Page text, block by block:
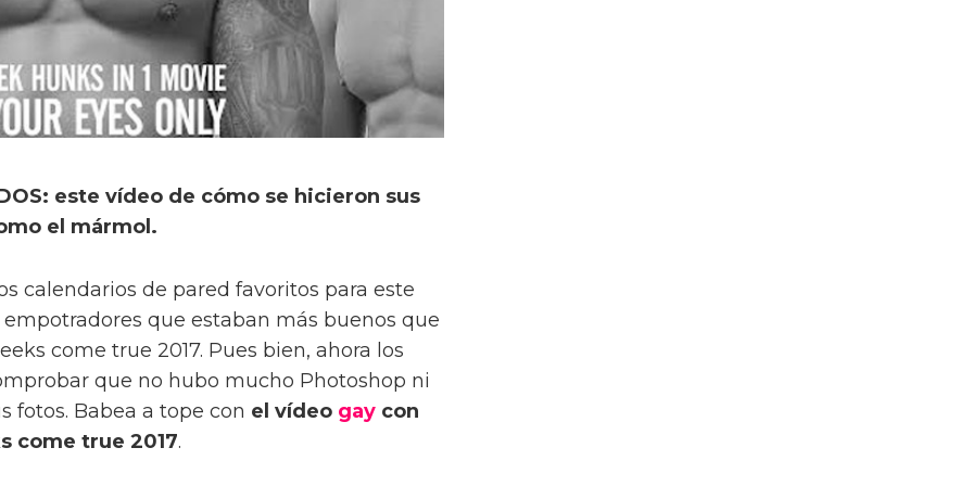
este vídeo de cómo se hicieron sus
el mármol.
calendarios de pared favoritos para este
que estaban más buenos que
come true 2017. Pues bien, ahora los
que no hubo mucho Photoshop ni
fotos. Babea a tope con el vídeo gay con
come true 2017.